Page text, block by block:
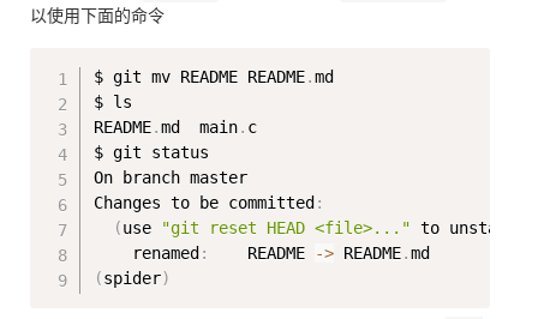
以使用下面的命令
$ git mv README README.md
$ ls
README.md  main. c
$ git status
On branch master
Changes to be committed :
(use "git reset HEAD <file>..." to unstage
    renamed
:
    README
-> README.
(spider)